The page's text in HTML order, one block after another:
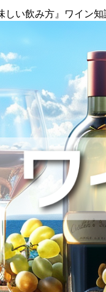
い飲み方』ワイン